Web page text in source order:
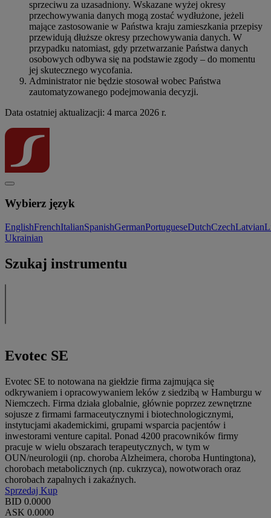
sprzeciwu za uzasadniony. Wskazane wyżej okresy
przechowywania danych mogą zostać wydłużone, jeżeli
mające zastosowanie w Państwa kraju zamieszkania przepisy
przewidują dłuższe okresy przechowywania danych. W
przypadku natomiast, gdy przetwarzanie Państwa danych
osobowych odbywa się na podstawie zgody – do momentu
jej skutecznego wycofania.
Administrator nie będzie stosował wobec Państwa
zautomatyzowanego podejmowania decyzji.
Data ostatniej aktualizacji: 4 marca 2026 r.
Wybierz język
EnglishFrenchItalianSpanishGermanPortugueseDutchCzechLatvian
Ukrainian
Szukaj instrumentu
Evotec SE
Evotec SE to notowana na giełdzie firma zajmująca się
odkrywaniem i opracowywaniem leków z siedzibą w Hamburgu w
Niemczech. Firma działa globalnie, głównie poprzez zewnętrzne
sojusze z firmami farmaceutycznymi i biotechnologicznymi,
instytucjami akademickimi, grupami wsparcia pacjentów i
inwestorami venture capital. Ponad 4200 pracowników firmy
pracuje w wielu obszarach terapeutycznych, w tym w
OUN/neurologii (np. choroba Alzheimera, choroba Huntingtona),
chorobach metabolicznych (np. cukrzyca), nowotworach oraz
chorobach zapalnych i zakaźnych.
Sprzedaj Kup
BID 0.0000
ASK 0.0000